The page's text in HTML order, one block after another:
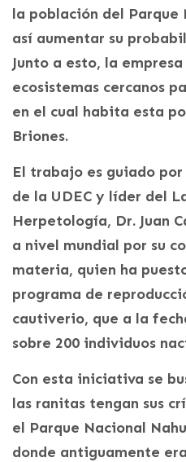
la población del
así aumentar su
Junto a esto, la
ecosistemas cercanos
en el cual habita esta
Briones.
El trabajo es guiado
de la UDEC y líder del
Herpetología, Dr. Juan
a nivel mundial por su
materia, quien ha
programa de
cautiverio, que a la
sobre 200 individuos
Con esta iniciativa se
las ranitas tengan sus
el Parque Nacional
donde antiguamente